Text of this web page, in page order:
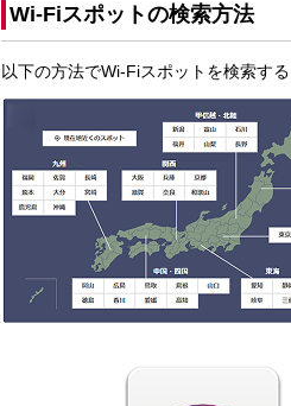
Wi-Fiスポットの検索方法
以下の方法でWi-Fiスポットを検索する